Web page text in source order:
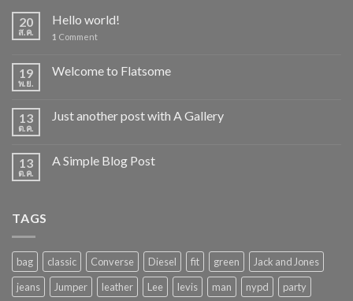
20
ส.ค.
Hello world!
1 Comment
19
พ.ย.
Welcome to Flatsome
13
ต.ค.
Just another post with A Gallery
13
ต.ค.
A Simple Blog Post
TAGS
bag classic Converse Diesel fit green
Jack and Jones
jeans
Jumper leather Lee levis man nypd party